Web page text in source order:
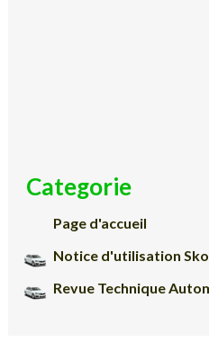
Categorie
Page d'accueil
Notice d'utilisation
Revue Technique